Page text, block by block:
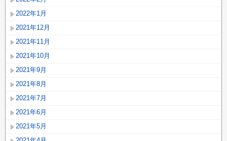
2022年1月
2021年12月
2021年11月
2021年10月
2021年9月
2021年8月
2021年7月
2021年6月
2021年5月